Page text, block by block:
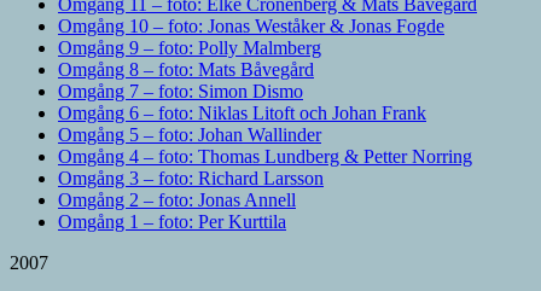
Omgång 10 – foto: Jonas Weståker & Jonas Fogde
Omgång 9 – foto: Polly Malmberg
Omgång 8 – foto: Mats Båvegård
Omgång 7 – foto: Simon Dismo
Omgång 6 – foto: Niklas Litoft och Johan Frank
Omgång 5 – foto: Johan Wallinder
Omgång 4 – foto: Thomas Lundberg & Petter Norring
Omgång 3 – foto: Richard Larsson
Omgång 2 – foto: Jonas Annell
Omgång 1 – foto: Per Kurttila
2007